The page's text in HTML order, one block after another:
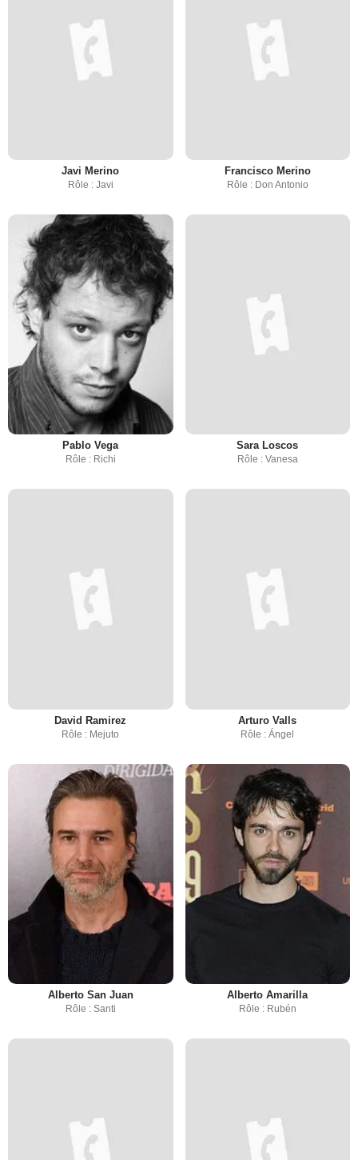
Javi Merino
Rôle : Javi
Francisco Merino
Rôle : Don Antonio
Pablo Vega
Rôle : Richi
Sara Loscos
Rôle : Vanesa
David Ramirez
Rôle : Mejuto
Arturo Valls
Rôle : Ángel
Alberto San Juan
Rôle : Santi
Alberto Amarilla
Rôle : Rubén